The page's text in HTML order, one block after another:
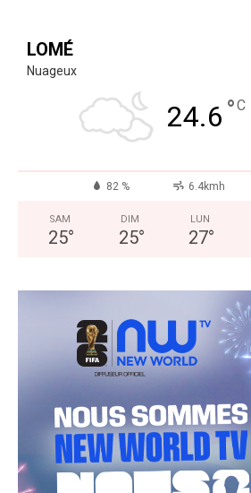
LOMÉ
Nuageux
24.6 °C
82 % 6.4kmh
SAM
25°
DIM
25°
LUN
27°